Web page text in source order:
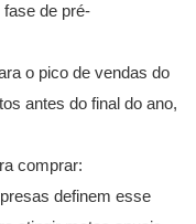
de pré-
o pico de vendas do
antes do final do ano,
comprar:
definem esse